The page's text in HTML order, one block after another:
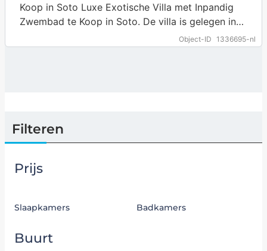
Object-ID 1336695-nl
Koop in Soto Luxe Exotische Villa met Inpandig
Zwembad te Koop in Soto. De villa is gelegen in
Filteren
Prijs
Slaapkamers Badkamers
Buurt